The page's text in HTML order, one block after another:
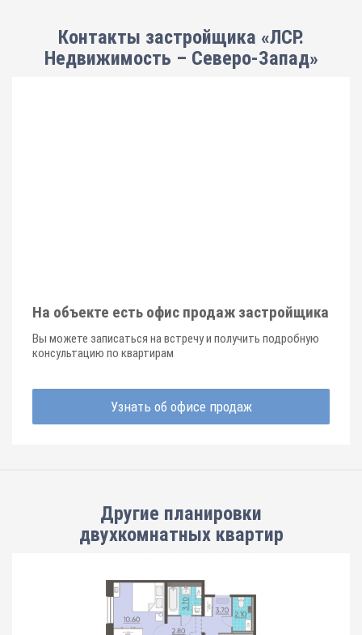
Контакты застройщика «ЛСР.
Недвижимость – Северо-Запад»
На объекте есть офис продаж застройщика
Вы можете записаться на встречу и получить подробную
консультацию по квартирам
Узнать об офисе продаж
Другие планировки
двухкомнатных квартир